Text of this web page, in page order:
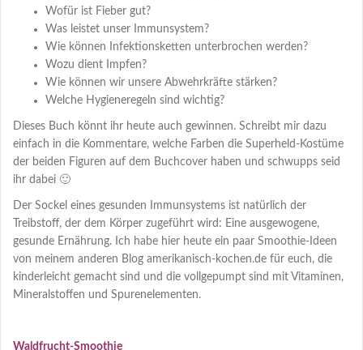
Wofür ist Fieber gut?
Was leistet unser Immunsystem?
Wie können Infektionsketten unterbrochen werden?
Wozu dient Impfen?
Wie können wir unsere Abwehrkräfte stärken?
Welche Hygieneregeln sind wichtig?
Dieses Buch könnt ihr heute auch gewinnen. Schreibt mir dazu
einfach in die Kommentare, welche Farben die Superheld-Kostüme
der beiden Figuren auf dem Buchcover haben und schwupps seid
ihr dabei 🙂
Der Sockel eines gesunden Immunsystems ist natürlich der
Treibstoff, der dem Körper zugeführt wird: Eine ausgewogene,
gesunde Ernährung. Ich habe hier heute ein paar Smoothie-Ideen
von meinem anderen Blog amerikanisch-kochen.de für euch, die
kinderleicht gemacht sind und die vollgepumpt sind mit Vitaminen,
Mineralstoffen und Spurenelementen.
Waldfrucht-Smoothie